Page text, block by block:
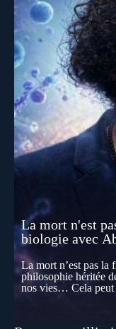
La mort n'est
biologie avec
La mort n’est pas la
philosophie héritée
nos vies… Cela peut